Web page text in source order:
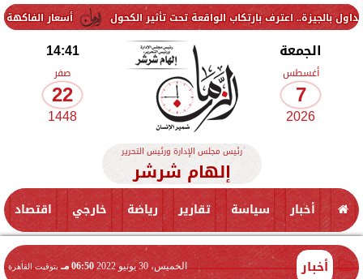
أسعار الفاكهة اليوم الجمعة 7 أغسطس 2026 في الأسواق.. الموز بكام بارتكاب الواقعة تحت تأثير الكحول
الجمعة
أغسطس
7
2026
14:41
صفر
22
1448
رئيس مجلس الإدارة ورئيس التحرير
إلهام شرشر
أخبار سياسة تقارير رياضة خارجي اقتصاد
أخبار الخميس، 30 يونيو 2022 06:50 مـ بتوقيت القاهرة